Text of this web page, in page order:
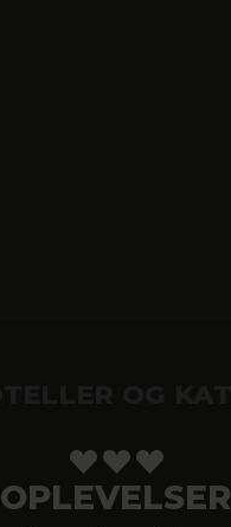
OPLEVELSER